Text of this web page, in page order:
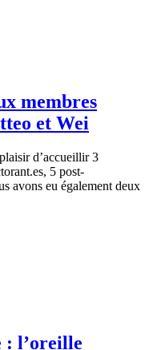
membres
et Wei
d’accueillir 3
5 post-
avons eu également deux
: l’oreille